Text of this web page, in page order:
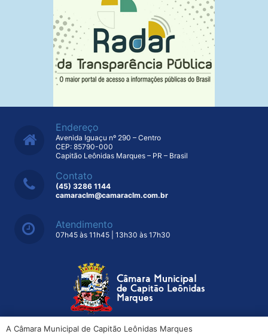
Endereço
Avenida Iguaçu nº 290 – Centro
CEP: 85790-000
Capitão Leônidas Marques – PR – Brasil
Contato
(45) 3286 1144
camaraclm@camaraclm.com.br
Atendimento
07h45 às 11h45 | 13h30 às 17h30
A Câmara Municipal de Capitão Leônidas Marques